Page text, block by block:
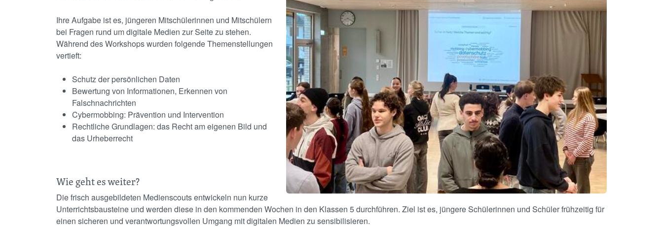
Ihre Aufgabe ist es, jüngeren Mitschülerinnen und Mitschülern
bei Fragen rund um digitale Medien zur Seite zu stehen.
Während des Workshops wurden folgende Themenstellungen
vertieft:
Schutz der persönlichen Daten
Bewertung von Informationen, Erkennen von
Falschnachrichten
Cybermobbing: Prävention und Intervention
Rechtliche Grundlagen: das Recht am eigenen Bild und
das Urheberrecht
Wie geht es weiter?
Die frisch ausgebildeten Medienscouts entwickeln nun kurze
Unterrichtsbausteine und werden diese in den kommenden Wochen in den Klassen 5 durchführen. Ziel ist es, jüngere Schülerinnen und Schüler frühzeitig für
einen sicheren und verantwortungsvollen Umgang mit digitalen Medien zu sensibilisieren.